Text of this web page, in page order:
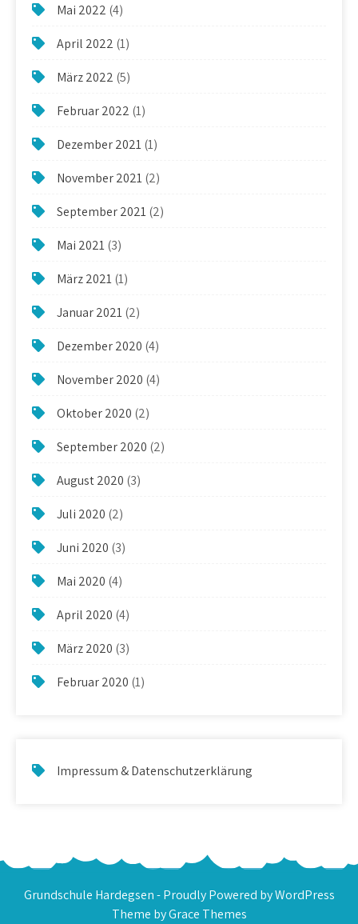
Mai 2022 (4)
April 2022 (1)
März 2022 (5)
Februar 2022 (1)
Dezember 2021(1)
November 2021(2)
September 2021(2)
Mai 2021(3)
März 2021(1)
Januar 2021(2)
Dezember 2020 (4)
November 2020 (4)
Oktober 2020 (2)
September 2020 (2)
August 2020 (3)
Juli 2020 (2)
Juni 2020 (3)
Mai 2020 (4)
April 2020 (4)
März 2020 (3)
Februar 2020 (1)
Impressum & Datenschutzerklärung
Grundschule Hardegsen - Proudly Powered by WordPress
Theme by Grace Themes